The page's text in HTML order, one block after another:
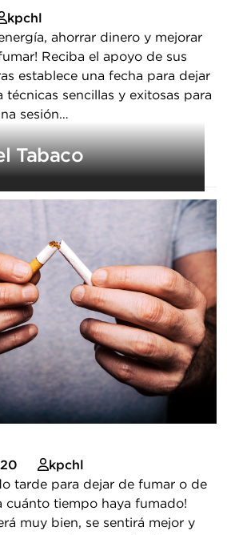
Tabaco
kpchl
ahorrar dinero y mejorar
Reciba el apoyo de sus
establece una fecha para dejar
técnicas sencillas y exitosas para
sesión…
kpchl
tarde para dejar de fumar o de
cuánto tiempo haya fumado!
muy bien, se sentirá mejor y